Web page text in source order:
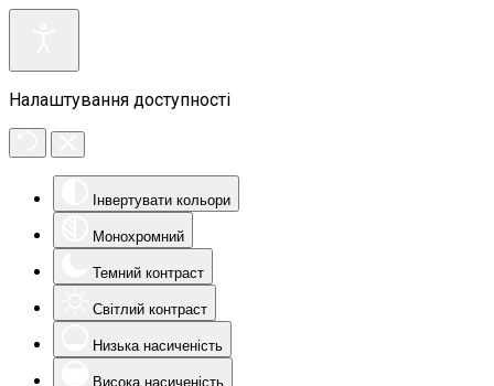
Налаштування доступності
Інвертувати кольори
Монохромний
Темний контраст
Світлий контраст
Низька насиченість
Висока насиченість